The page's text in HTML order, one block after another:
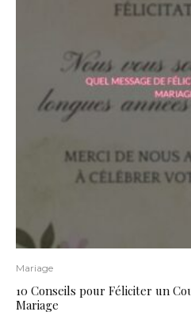
Mariage
10 Conseils pour Féliciter un
Mariage